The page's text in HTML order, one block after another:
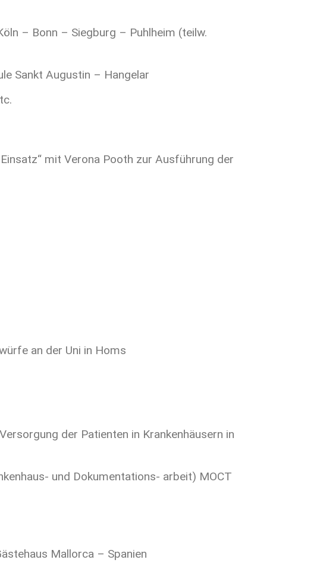
– Bonn – Siegburg – Puhlheim (teilw.
Sankt Augustin – Hangelar
mit Verona Pooth zur Ausführung der
an der Uni in Homs
der Patienten in Krankenhäusern in
und Dokumentations- arbeit) MOCT
Mallorca – Spanien